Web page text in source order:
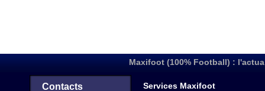
Maxifoot (100% Football) :
Contacts Services Maxifoot